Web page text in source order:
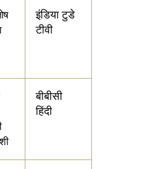
इंडिया टुडे
टीवी
बीबीसी
हिंदी